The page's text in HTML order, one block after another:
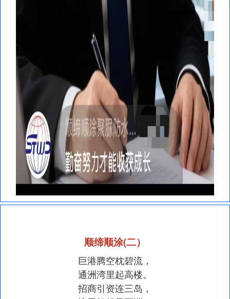
顺缔顺涂(二）
巨港腾空枕碧流，
通洲湾里起高楼。
招商引资连三岛，